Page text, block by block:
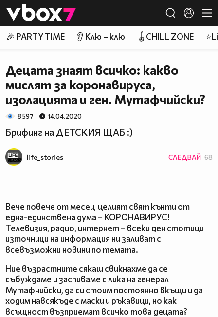
👾
🎉 PARTY TIME 👂 Клю – клю 🪀CHILL ZONE
Децата знаят всичко: какво
мислят за коронавируса,
изолацията и ген. Мутафчийски?
8 597 14.04.2020
Брифинг на ДЕТСКИЯ ЩАБ :)
life_stories СЛЕДВАЙ 68
Вече повече от месец целият свят кънти от
една-единствена дума – КОРОНАВИРУС!
Телевизия, радио, интернет – всеки ден стотици
източници на информация ни заливат с
всевъзможни новини по темата.
Ние възрастните сякаш свикнахме да се
събуждаме и заспиваме с лика на генерал
Мутафчийски, да си стоим постоянно вкъщи и да
ходим навсякъде с маски и ръкавици, но как
всъщност възприемат всичко това децата?